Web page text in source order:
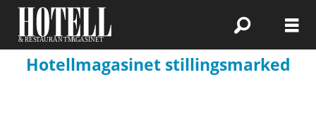
Hotellmagasinet stillingsmarked